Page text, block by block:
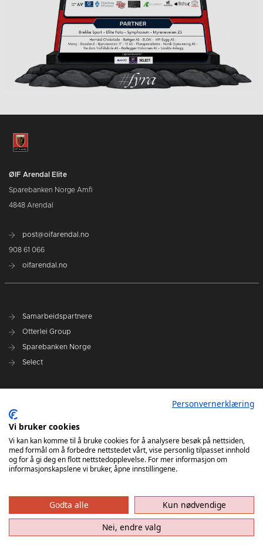
ØIF Arendal Elite
Sparebanken Norge Amfi
4848 Arendal
post@oifarendal.no
908 61 066
oifarendal.no
Samarbeidspartnere
Otterlei Group
Sparebanken Norge
Select
Spillerstall
Administrasjon
Styret
Personvernerklæring
Vi bruker cookies
Vi kan kan komme til å bruke cookies for å analysere besøk på nettsiden,
med formål om å forbedre nettstedet vårt, vise personlig tilpasset innhold
og for å gi deg en flott nettstedopplevelse. For mer informasjon om
informasjonskapslene vi bruker, åpne innstillingene.
Godta alle
Kun nødvendige
Nei, endre valg